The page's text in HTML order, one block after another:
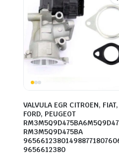
VALVULA EGR CITROEN, FIAT,
FORD, PEUGEOT
RM3M5Q9D475BA
9656612380